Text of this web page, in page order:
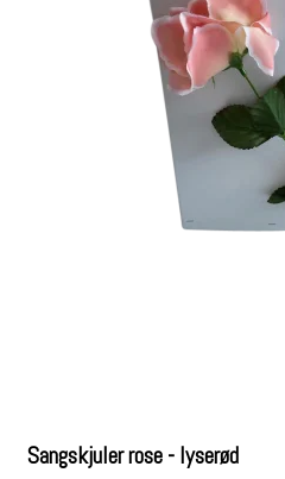
Sangskjuler rose - lyserød